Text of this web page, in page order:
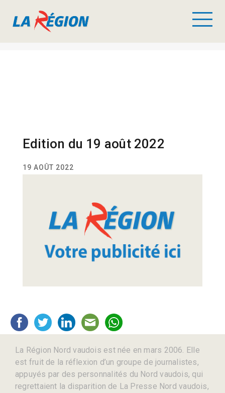
Edition du 19 août 2022
19 AOÛT 2022
La Région Nord vaudois est née en mars 2006. Elle
est fruit de la réflexion d’un groupe de journalistes,
appuyés par des personnalités du Nord vaudois, qui
regrettaient la disparition de La Presse Nord vaudois,